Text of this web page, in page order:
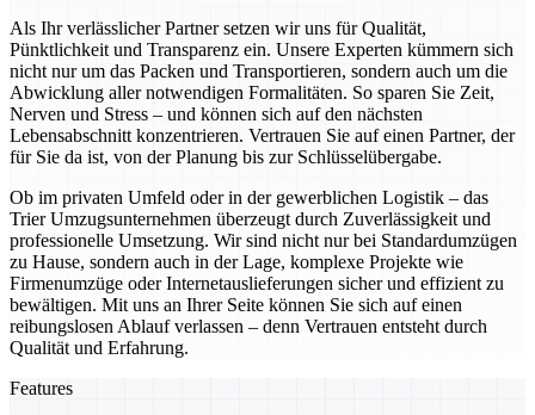
Als Ihr verlässlicher Partner setzen wir uns für Qualität,
Pünktlichkeit und Transparenz ein. Unsere Experten kümmern sich
nicht nur um das Packen und Transportieren, sondern auch um die
Abwicklung aller notwendigen Formalitäten. So sparen Sie Zeit,
Nerven und Stress – und können sich auf den nächsten
Lebensabschnitt konzentrieren. Vertrauen Sie auf einen Partner, der
für Sie da ist, von der Planung bis zur Schlüsselübergabe.
Ob im privaten Umfeld oder in der gewerblichen Logistik – das
Trier Umzugsunternehmen überzeugt durch Zuverlässigkeit und
professionelle Umsetzung. Wir sind nicht nur bei Standardumzügen
zu Hause, sondern auch in der Lage, komplexe Projekte wie
Firmenumzüge oder Internetauslieferungen sicher und effizient zu
bewältigen. Mit uns an Ihrer Seite können Sie sich auf einen
reibungslosen Ablauf verlassen – denn Vertrauen entsteht durch
Qualität und Erfahrung.
Features